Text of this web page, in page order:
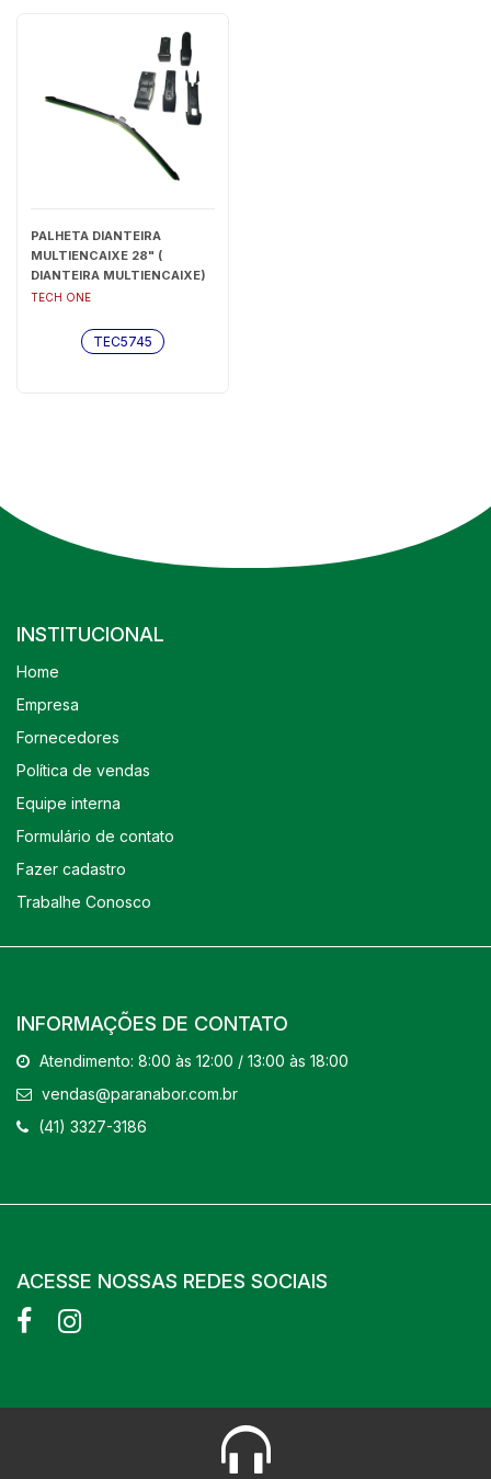
PALHETA DIANTEIRA
MULTIENCAIXE 28" (
DIANTEIRA MULTIENCAIXE)
- TEC5745
TECH ONE
TEC5745
INSTITUCIONAL
Home
Empresa
Fornecedores
Política de vendas
Equipe interna
Formulário de contato
Fazer cadastro
Trabalhe Conosco
INFORMAÇÕES DE CONTATO
Atendimento: 8:00 às 12:00 / 13:00 às 18:00
vendas@paranabor.com.br
(41) 3327-3186
ACESSE NOSSAS REDES SOCIAIS